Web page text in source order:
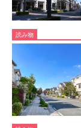
読み物